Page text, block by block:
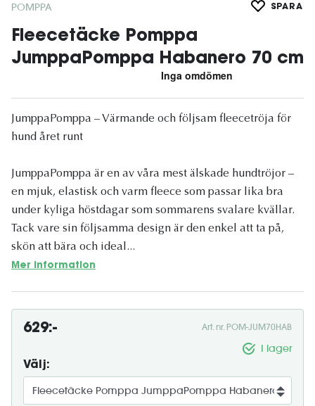
POMPPA SPARA
Fleecetäcke Pomppa
JumppaPomppa Habanero 70 cm
JumppaPomppa – Värmande och följsam fleecetröja för
hund året runt
JumppaPomppa är en av våra mest älskade hundtröjor –
en mjuk, elastisk och varm fleece som passar lika bra
under kyliga höstdagar som sommarens svalare kvällar.
Tack vare sin följsamma design är den enkel att ta på,
skön att bära och ideal...
Mer information
629:- Art. nr. POM-JUM70HAB
I lager
Välj: